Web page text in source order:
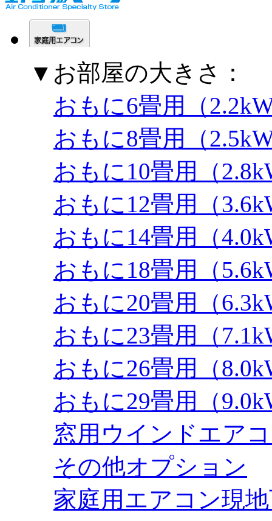
▼お部屋の大きさ：
おもに6畳用（
おもに8畳用（
おもに10畳用（
おもに12畳用（
おもに14畳用（
おもに18畳用（
おもに20畳用（
おもに23畳用（
おもに26畳用（
おもに29畳用（
窓用ウインドエア
その他オプション
家庭用エアコン現